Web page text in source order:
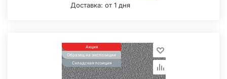
Доставка: от 1 дня
Акция
Образец на экспозиции
Складская позиция